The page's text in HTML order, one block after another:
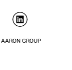
AARON GROUP